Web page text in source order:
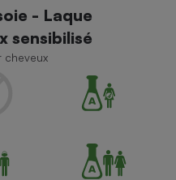
- Laque
sensibilisé
cheveux